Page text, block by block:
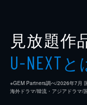
見放題作
U-NEXTと
※GEM Partners調べ/2026年7⽉
海外ドラマ/韓流・アジアドラマ/